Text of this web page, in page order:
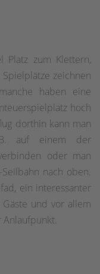
Platz zum Klettern,
zeichnen
haben eine
hoch
dorthin kann man
auf einem der
oder man
nach oben.
ein interessanter
und vor allem